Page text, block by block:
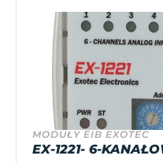
MODUŁY EIB EXOTEC
EX-1221- 6-